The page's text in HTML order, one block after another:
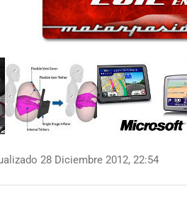
28 Diciembre 2012, 22:54